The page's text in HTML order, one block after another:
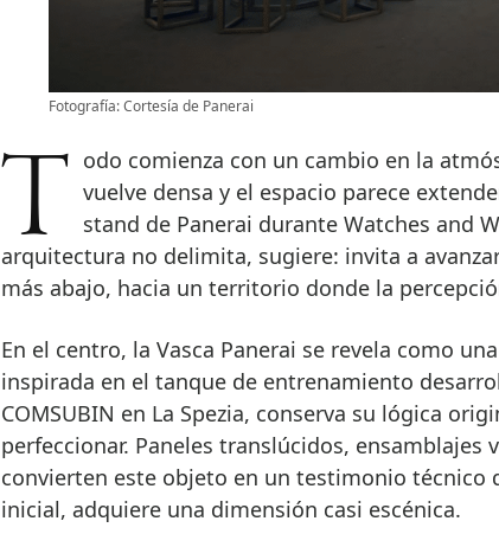
Fotografía: Cortesía de Panerai
Todo comienza con un cambio en la atmósfera. El ritmo baja, la luz se vuelve densa y el espacio parece
stand de Panerai durante Watches and
arquitectura no delimita, sugiere: invita a
más abajo, hacia un territorio donde la
En el centro, la Vasca Panerai se revela como
inspirada en el tanque de entrenamiento
COMSUBIN en La Spezia, conserva su lógica
perfeccionar. Paneles translúcidos, ensamblajes
convierten este objeto en un testimonio técnico
inicial, adquiere una dimensión casi escénica.